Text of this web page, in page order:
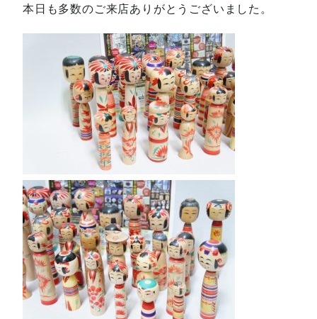
本日も多数のご来店ありがとうございました。